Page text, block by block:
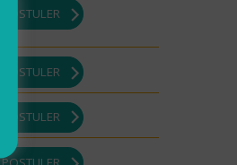
POSTULER
POSTULER
POSTULER